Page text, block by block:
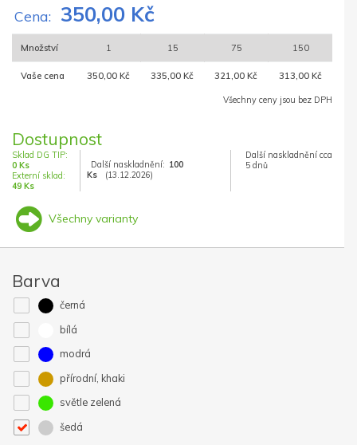
Cena: 350,00 Kč
Množství 1 15 75 150
Vaše cena 350,00 Kč 335,00 Kč 321,00 Kč 313,00 Kč
Všechny ceny jsou bez DPH
Dostupnost
Sklad DG TIP:
0 Ks
Externí sklad:
49 Ks
Další naskladnění: 100
Ks
(13.12.2026)
Další naskladnění cca
5 dnů
Všechny varianty
Barva
černá
bílá
modrá
přírodní, khaki
světle zelená
šedá